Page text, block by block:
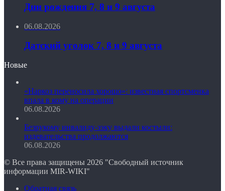
Дни рождения 7, 8 и 9 августа
06.08.2026
Датский уголок 7, 8 и 9 августа
Новые
«Наркоз переносила хорошо»: известная спортсменка
впала в кому на операции
06.08.2026
Безрукому инвалиду-зэку выдали костыли:
издевательства продолжаются
06.08.2026
© Все права защищены 2026 "Свободный источник
информации MIR-WIKI"
Обратная связь